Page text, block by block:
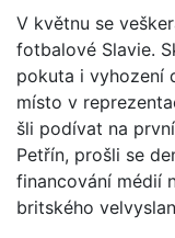
V květnu se
fotbalové Slavie.
pokuta i vyhození
místo v
šli podívat na
Petřín, prošli se
financování médií
britského